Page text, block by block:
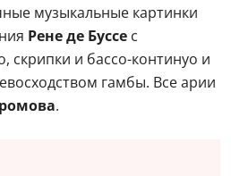
музыкальные картинки
Рене де Буссе с
скрипки и бассо-континуо и
гамбы. Все арии
.